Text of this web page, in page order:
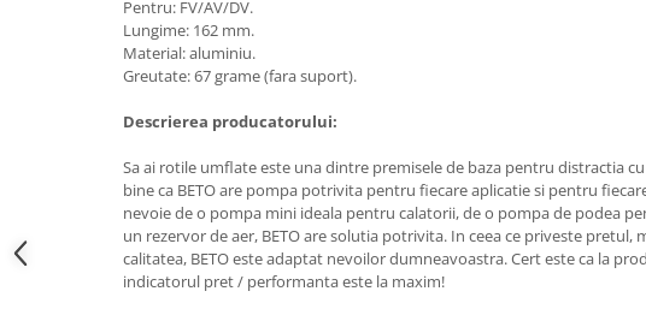
Pentru: FV/AV/DV.
Lungime: 162 mm.
Material: aluminiu.
Greutate: 67 grame (fara suport).
Descrierea producatorului:
Sa ai rotile umflate este una dintre premisele de baza pentru distractia
bine ca BETO are pompa potrivita pentru fiecare aplicatie si pentru
nevoie de o pompa mini ideala pentru calatorii, de o pompa de podea
un rezervor de aer, BETO are solutia potrivita. In ceea ce priveste pretul,
calitatea, BETO este adaptat nevoilor dumneavoastra. Cert este ca la
indicatorul pret / performanta este la maxim!